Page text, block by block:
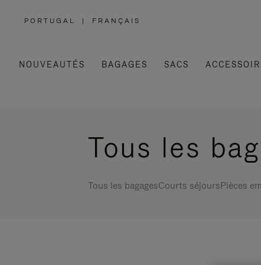
PORTUGAL
,
| FRANÇAIS
NOUVEAUTÉS BAGAGES SACS
Tous les
Tous les bagagesCourts séjoursPièces